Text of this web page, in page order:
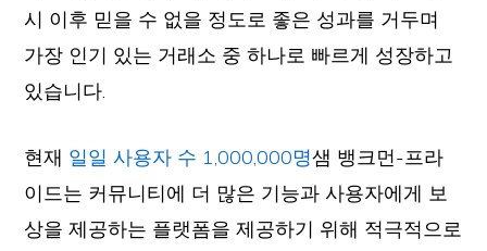
시 이후 믿을 수 없을 정도로 좋은 성과를 거두며
가장 인기 있는 거래소 중 하나로 빠르게 성장하고
있습니다.
현재 일일 사용자 수 1,000,000명샘 뱅크먼-프라
이드는 커뮤니티에 더 많은 기능과 사용자에게 보
상을 제공하는 플랫폼을 제공하기 위해 적극적으로